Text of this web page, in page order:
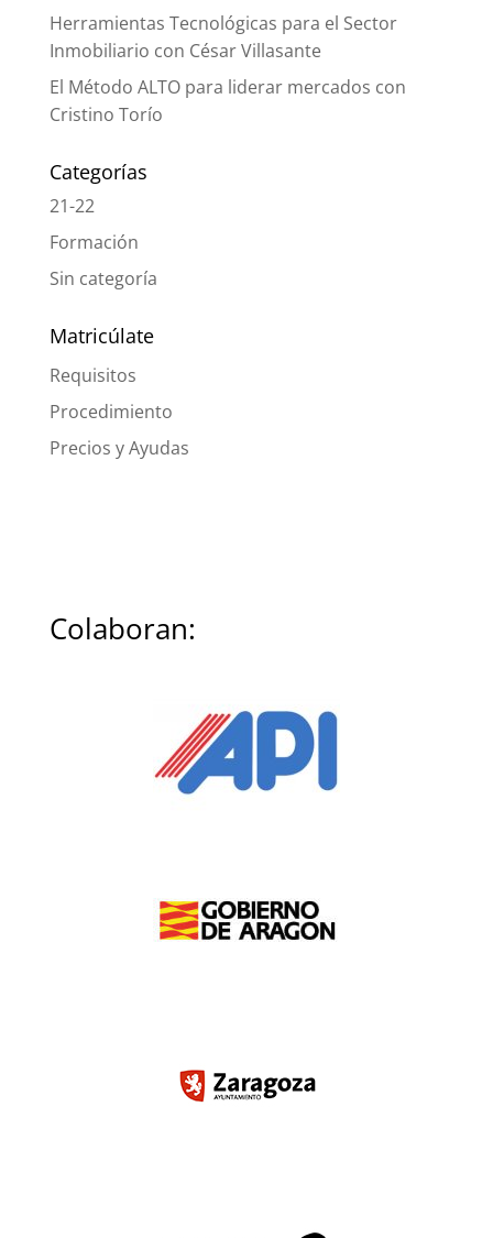
Herramientas Tecnológicas para el Sector
Inmobiliario con César Villasante
El Método ALTO para liderar mercados con
Cristino Torío
Categorías
21-22
Formación
Sin categoría
Matricúlate
Requisitos
Procedimiento
Precios y Ayudas
Colaboran: